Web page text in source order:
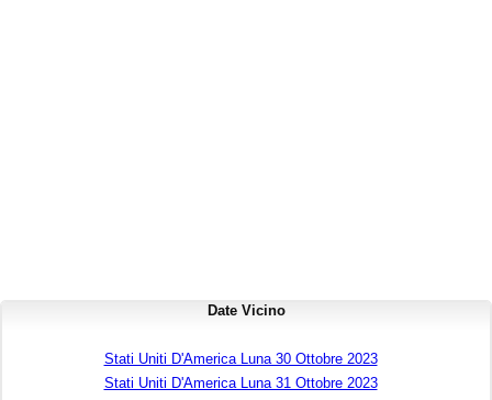
Date Vicino
Stati Uniti D'America Luna 30 Ottobre 2023
Stati Uniti D'America Luna 31 Ottobre 2023